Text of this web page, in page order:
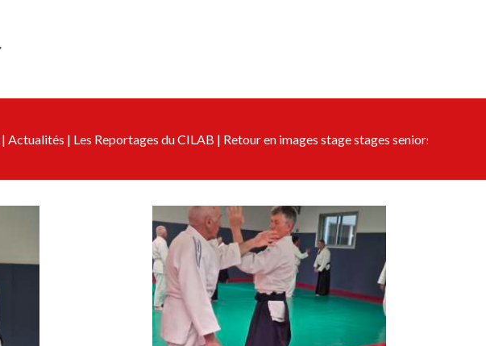
| Actualités | Les Reportages du CILAB | Retour en images stage stages seniors 24/25/